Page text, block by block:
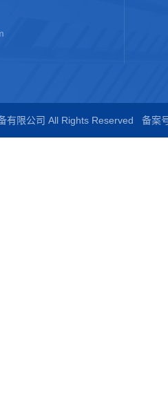
有限公司 All Rights Reserved 备案